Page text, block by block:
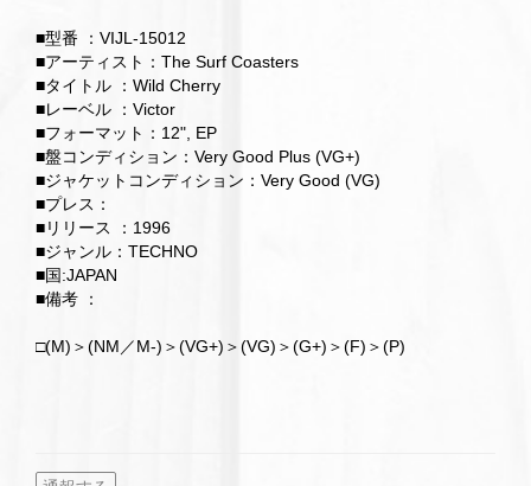
■型番 ：VIJL-15012
■アーティスト：The Surf Coasters
■タイトル ：Wild Cherry
■レーベル ：Victor
■フォーマット：12", EP
■盤コンディション：Very Good Plus (VG+)
■ジャケットコンディション：Very Good (VG)
■プレス：
■リリース ：1996
■ジャンル：TECHNO
■国:JAPAN
■備考 ：
□(M)＞(NM／M-)＞(VG+)＞(VG)＞(G+)＞(F)＞(P)